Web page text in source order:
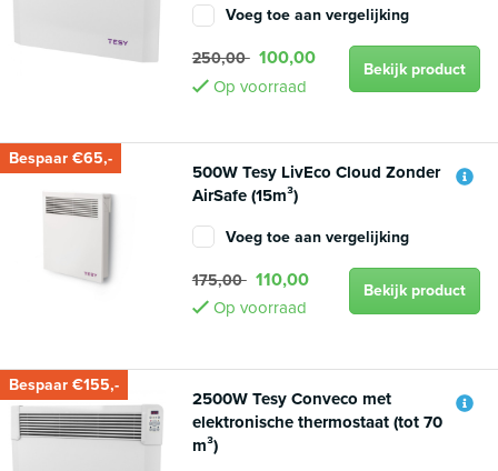
Voeg toe aan vergelijking
250,00 100,00
Op voorraad
Bekijk product
Bespaar €65,-
500W Tesy LivEco Cloud Zonder
AirSafe (15m³)
Voeg toe aan vergelijking
175,00 110,00
Op voorraad
Bekijk product
Bespaar €155,-
2500W Tesy Conveco met
elektronische thermostaat (tot 70
m³)